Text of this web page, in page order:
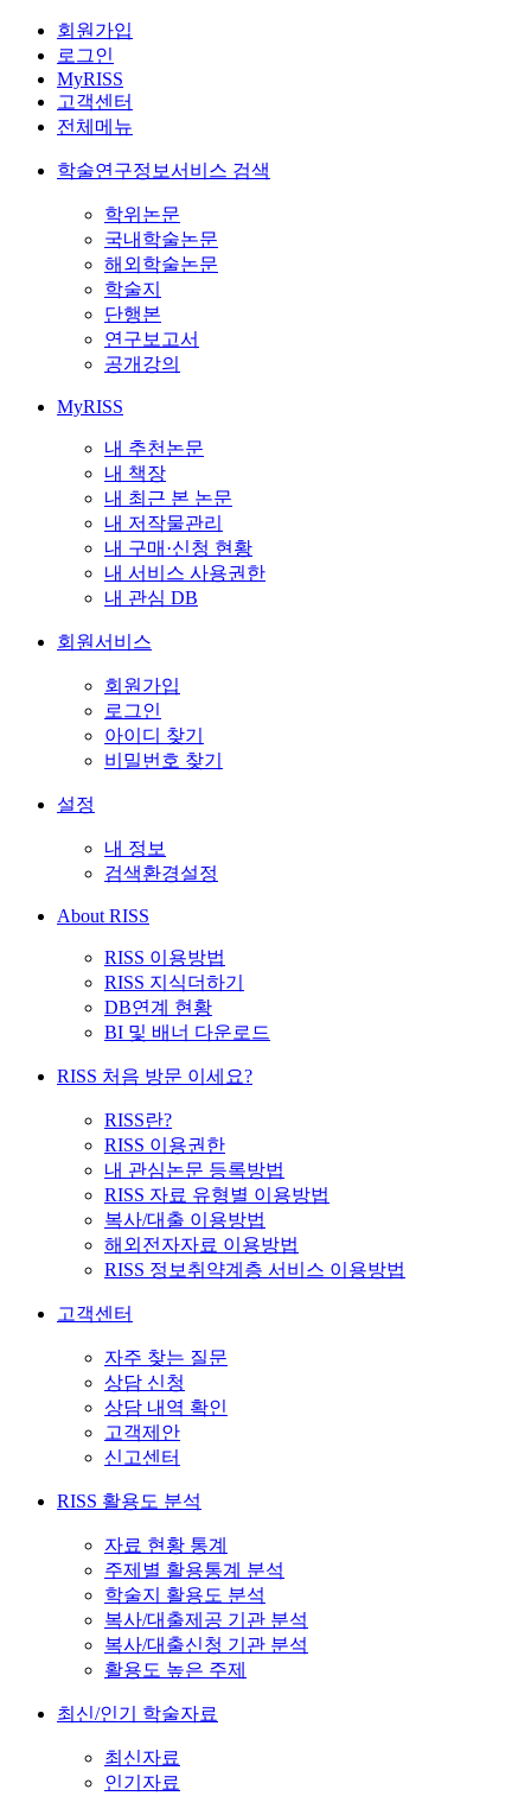
회원가입
로그인
MyRISS
고객센터
전체메뉴
학술연구정보서비스 검색
학위논문
국내학술논문
해외학술논문
학술지
단행본
연구보고서
공개강의
MyRISS
내 추천논문
내 책장
내 최근 본 논문
내 저작물관리
내 구매·신청 현황
내 서비스 사용권한
내 관심 DB
회원서비스
회원가입
로그인
아이디 찾기
비밀번호 찾기
설정
내 정보
검색환경설정
About RISS
RISS 이용방법
RISS 지식더하기
DB연계 현황
BI 및 배너 다운로드
RISS 처음 방문 이세요?
RISS란?
RISS 이용권한
내 관심논문 등록방법
RISS 자료 유형별 이용방법
복사/대출 이용방법
해외전자자료 이용방법
RISS 정보취약계층 서비스 이용방법
고객센터
자주 찾는 질문
상담 신청
상담 내역 확인
고객제안
신고센터
RISS 활용도 분석
자료 현황 통계
주제별 활용통계 분석
학술지 활용도 분석
복사/대출제공 기관 분석
복사/대출신청 기관 분석
활용도 높은 주제
최신/인기 학술자료
최신자료
인기자료